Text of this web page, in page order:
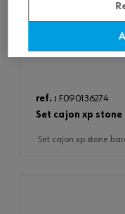
ref. : F090136274
set cajon xp
set cajon xp stone